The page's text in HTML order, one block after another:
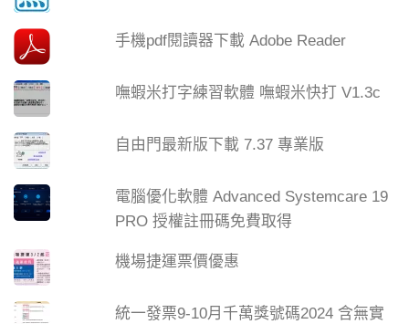
手機pdf閱讀器下載 Adobe Reader
嘸蝦米打字練習軟體 嘸蝦米快打 V1.3c
自由門最新版下載 7.37 專業版
電腦優化軟體 Advanced Systemcare 19
PRO 授權註冊碼免費取得
機場捷運票價優惠
統一發票9-10月千萬獎號碼2024 含無實